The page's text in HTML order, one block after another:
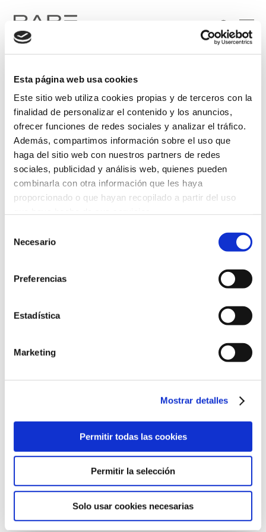
Esta página web usa cookies
Este sitio web utiliza cookies propias y de terceros con la
finalidad de personalizar el contenido y los anuncios,
ofrecer funciones de redes sociales y analizar el tráfico.
Además, compartimos información sobre el uso que
haga del sitio web con nuestros partners de redes
sociales, publicidad y análisis web, quienes pueden
combinarla con otra información que les haya
proporcionado o que hayan recopilado a partir del uso
Más información
Necesario
Preferencias
Estadística
Marketing
Mostrar detalles
Permitir todas las cookies
Permitir la selección
Solo usar cookies necesarias
Soy particular Soy profesional
He leído y acepto el tratamiento de mis datos personales, de conformidad con lo
dispuesto en laPolítica de Privacidad.
Ronda de Guglielmo Marconi, 13
46980 Paterna, Valencia
AVISO LEGAL
POLÍTICA DE CALIDAD
POLÍTICA DE PRIVACIDAD
POLÍTICA DE COOKIES